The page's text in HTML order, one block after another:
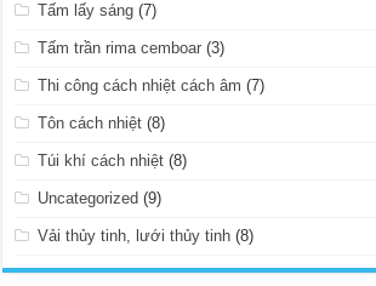
Tấm lấy sáng (7)
Tấm trần rima cemboar (3)
Thi công cách nhiệt cách âm (7)
Tôn cách nhiệt (8)
Túi khí cách nhiệt (8)
Uncategorized (9)
Vải thủy tinh, lưới thủy tinh (8)